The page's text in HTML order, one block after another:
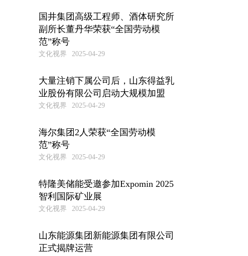
国井集团高级工程师、酒体研究所
副所长董丹华荣获“全国劳动模
范”称号
文化视界 2025-04-29
大量注销下属公司后，山东得益乳
业股份有限公司启动大规模加盟
文化视界 2025-04-29
海尔集团2人荣获“全国劳动模
范”称号
文化视界 2025-04-29
特隆美储能受邀参加Expomin 2025
智利国际矿业展
文化视界 2025-04-29
山东能源集团新能源集团有限公司
正式揭牌运营